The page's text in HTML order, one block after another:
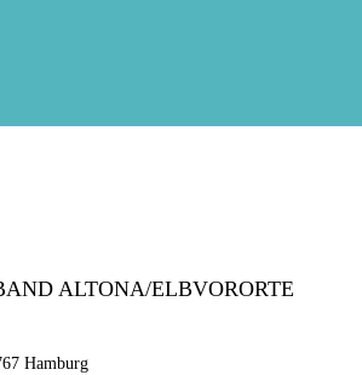
ALTONA/ELBVORORTE
Hamburg